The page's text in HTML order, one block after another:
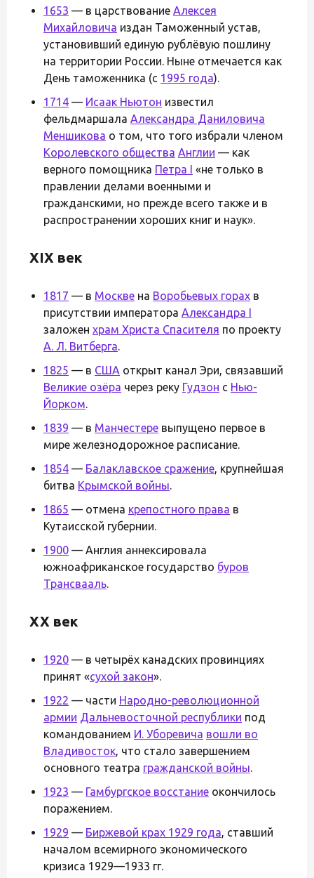
1653 — в царствование Алексея
Михайловича издан Таможенный устав,
установивший единую рублёвую пошлину
на территории России. Ныне отмечается как
День таможенника (с 1995 года).
1714 — Исаак Ньютон известил
фельдмаршала Александра Даниловича
Меншикова о том, что того избрали членом
Королевского общества Англии — как
верного помощника Петра I «не только в
правлении делами военными и
гражданскими, но прежде всего также и в
распространении хороших книг и наук».
XIX век
1817 — в Москве на Воробьевых горах в
присутствии императора Александра I
заложен храм Христа Спасителя по проекту
А. Л. Витберга.
1825 — в США открыт канал Эри, связавший
Великие озёра через реку Гудзон с Нью-
Йорком.
1839 — в Манчестере выпущено первое в
мире железнодорожное расписание.
1854 — Балаклавское сражение, крупнейшая
битва Крымской войны.
1865 — отмена крепостного права в
Кутаисской губернии.
1900 — Англия аннексировала
южноафриканское государство буров
Трансвааль.
XX век
1920 — в четырёх канадских провинциях
принят «сухой закон».
1922 — части Народно-революционной
армии Дальневосточной республики под
командованием И. Уборевича вошли во
Владивосток, что стало завершением
основного театра гражданской войны.
1923 — Гамбургское восстание окончилось
поражением.
1929 — Биржевой крах 1929 года, ставший
началом всемирного экономического
кризиса 1929—1933 гг.